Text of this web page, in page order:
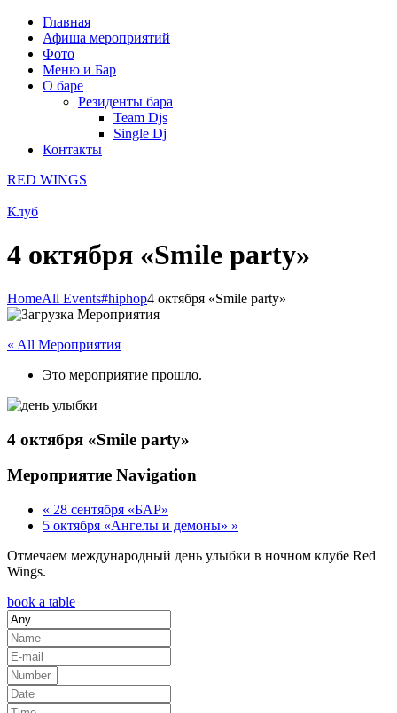
Главная
Афиша мероприятий
Фото
Меню и Бар
О баре
Резиденты бара
Team Djs
Single Dj
Контакты
RED WINGS
Клуб
4 октября «Smile party»
HomeAll Events#hiphop4 октября «Smile party»
« All Мероприятия
Это мероприятие прошло.
4 октября «Smile party»
Мероприятие Navigation
« 28 сентября «БАР»
5 октября «Ангелы и демоны» »
Отмечаем международный день улыбки в ночном клубе Red
Wings.
book a table